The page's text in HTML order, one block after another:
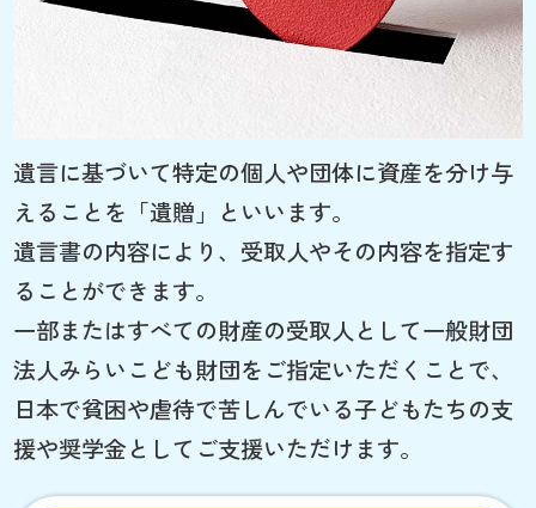
遺言に基づいて特定の個人や団体に資産を分け与
えることを「遺贈」といいます。
遺言書の内容により、受取人やその内容を指定す
ることができます。
一部またはすべての財産の受取人として一般財団
法人みらいこども財団をご指定いただくことで、
日本で貧困や虐待で苦しんでいる子どもたちの支
援や奨学金としてご支援いただけます。